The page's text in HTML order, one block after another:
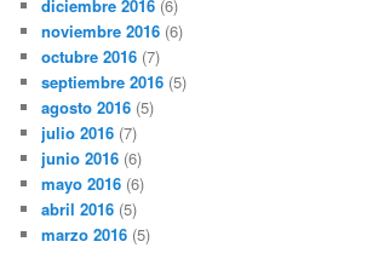
diciembre 2016 (6)
noviembre 2016 (6)
octubre 2016 (7)
septiembre 2016 (5)
agosto 2016 (5)
julio 2016 (7)
junio 2016 (6)
mayo 2016 (6)
abril 2016 (5)
marzo 2016 (5)